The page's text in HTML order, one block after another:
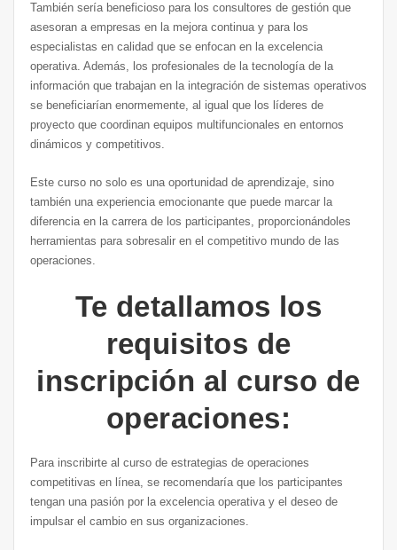
También sería beneficioso para los consultores de gestión que
asesoran a empresas en la mejora continua y para los
especialistas en calidad que se enfocan en la excelencia
operativa. Además, los profesionales de la tecnología de la
información que trabajan en la integración de sistemas operativos
se beneficiarían enormemente, al igual que los líderes de
proyecto que coordinan equipos multifuncionales en entornos
dinámicos y competitivos.
Este curso no solo es una oportunidad de aprendizaje, sino
también una experiencia emocionante que puede marcar la
diferencia en la carrera de los participantes, proporcionándoles
herramientas para sobresalir en el competitivo mundo de las
operaciones.
Te detallamos los
requisitos de
inscripción al curso de
operaciones:
Para inscribirte al curso de estrategias de operaciones
competitivas en línea, se recomendaría que los participantes
tengan una pasión por la excelencia operativa y el deseo de
impulsar el cambio en sus organizaciones.